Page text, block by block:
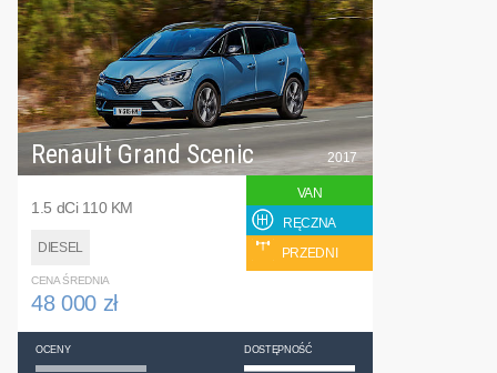
Renault Grand Scenic
1.5 dCi 110 KM
DIESEL
2017
VAN
RĘCZNA
PRZEDNI
CENA ŚREDNIA
48 000 zł
OCENY DOSTĘPNOŚĆ